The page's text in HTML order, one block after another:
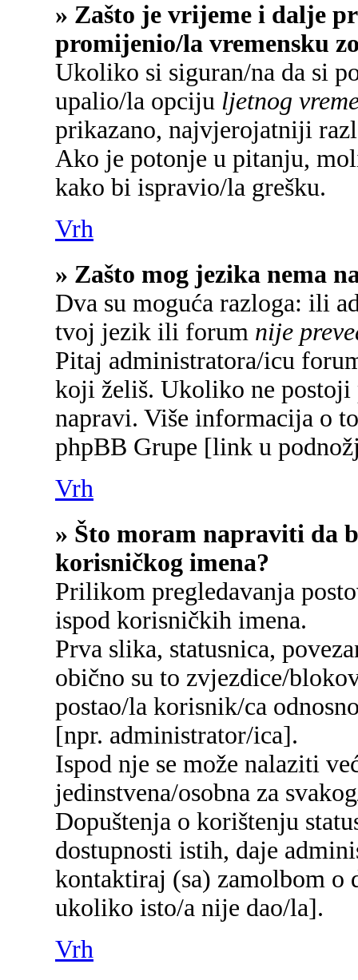
» Zašto je vrijeme i dalje
promijenio/la vremensku
Ukoliko si siguran/na da si
upalio/la opciju ljetnog
prikazano, najvjerojatniji
Ako je potonje u pitanju,
kako bi ispravio/la grešku.
Vrh
» Zašto mog jezika nema
Dva su moguća razloga: ili
tvoj jezik ili forum nije
Pitaj administratora/icu
koji želiš. Ukoliko ne
napravi. Više informacija o
phpBB Grupe [link u
Vrh
» Što moram napraviti da
korisničkog imena?
Prilikom pregledavanja
ispod korisničkih imena.
Prva slika, statusnica,
obično su to zvjezdice/
postao/la korisnik/ca
[npr. administrator/ica].
Ispod nje se može nalaziti
jedinstvena/osobna za
Dopuštenja o korištenju
dostupnosti istih, daje
kontaktiraj (sa) zamolbom o
ukoliko isto/a nije dao/la].
Vrh